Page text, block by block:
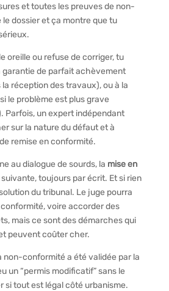
et toutes les preuves de non-
dossier et ça montre que tu
oreille ou refuse de corriger, tu
garantie de parfait achèvement
réception des travaux), ou à la
le problème est plus grave
Parfois, un expert indépendant
sur la nature du défaut et à
remise en conformité.
au dialogue de sourds, la mise en
toujours par écrit. Et si rien
du tribunal. Le juge pourra
voire accorder des
mais ce sont des démarches qui
peuvent coûter cher.
non-conformité a été validée par la
un “permis modificatif” sans le
si tout est légal côté urbanisme.